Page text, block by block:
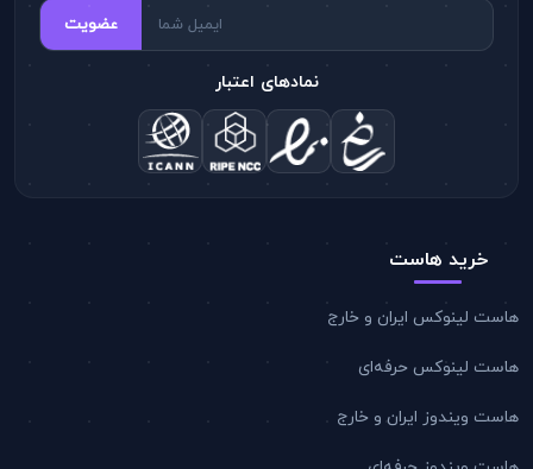
خرید هاست
هاست لینوکس ایران و خارج
هاست لینوکس حرفه‌ای
هاست ویندوز ایران و خارج
عضویت
نمادهای اعتبار